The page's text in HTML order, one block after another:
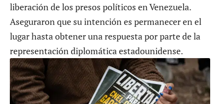
liberación de los presos políticos en Venezuela.
Aseguraron que su intención es permanecer en el
lugar hasta obtener una respuesta por parte de la
representación diplomática estadounidense.